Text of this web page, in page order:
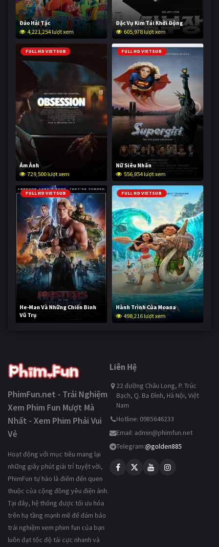
Đảo Hải Tặc
4,221,254 lượt xem
Đặc Vụ Kim Tái Khởi Động
605,978 lượt xem
FULL HD VIETSUB
Ám Ảnh
729,500 lượt xem
FULL HD VIETSUB
Nữ Siêu Nhân
556,854 lượt xem
FULL HD VIETSUB
He-Man Và Những Chiến Binh
Vũ Trụ
247,683 lượt xem
FULL HD VIETSUB
Hành Trình Của Moana
498,216 lượt xem
PhimFun.net - Trải Nghiệm
Xem Phim Fun Mượt Mà
Nhất - Xem Phim Phải Vui
Vẻ
Hoạt động với mục tiêu mang lại
những giây phút giải trí tuyệt vời,
PhimFun tự hào là điểm đến quen
thuộc của cộng đồng yêu điện ảnh.
Tại đây, hệ thống được tối ưu hóa
trên hạ tầng mạnh mẽ để đảm bảo
trải nghiệm xem phim fun của bạn
luôn đạt tốc độ tải cực nhanh và
Liên Hệ
22 đường Châu Long, P. Trúc
Bạch, Q. Ba Đình, Hà Nội, Việt
Nam
Hotline: 0985646233
Email: admin@phimfun.net
Telegram:@golden885